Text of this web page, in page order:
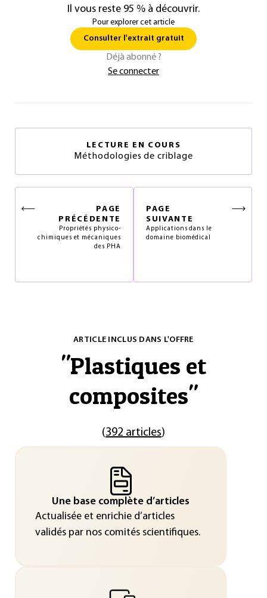
Il vous reste 95 % à découvrir.
Pour explorer cet article
Consulter l'extrait gratuit
Déjà abonné ?
Se connecter
LECTURE EN COURS
Méthodologies de criblage
PAGE
PRÉCÉDENTE
Propriétés physico-
chimiques et mécaniques
des PHA
PAGE
SUIVANTE
Applications dans le
domaine biomédical
ARTICLE INCLUS DANS L'OFFRE
"Plastiques et
composites"
(392 articles)
Une base complète d’articles
Actualisée et enrichie d’articles
validés par nos comités scientifiques.